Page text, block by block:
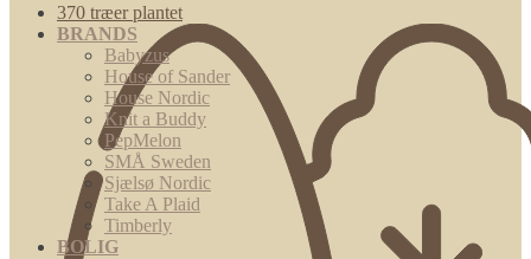
370 træer plantet
BRANDS
Babyzus
House of Sander
House Nordic
Knit a Buddy
PepMelon
SMÅ Sweden
Sjælsø Nordic
Take A Plaid
Timberly
BOLIG